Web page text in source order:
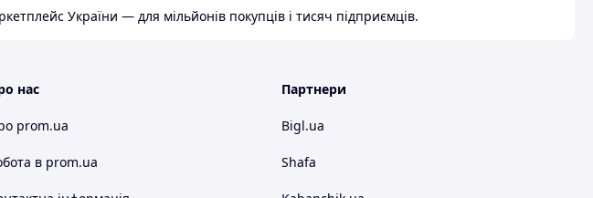
України — для мільйонів покупців і тисяч підприємців.
нас
prom.ua
в prom.ua
Партнери
Bigl.ua
Shafa